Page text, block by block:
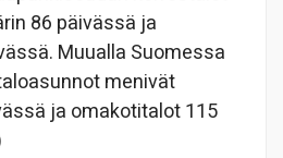
86 päivässä ja
Muualla Suomessa
menivät
ja omakotitalot 115